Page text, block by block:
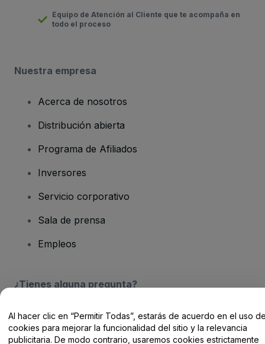
Equipo de Atención al Cliente que te acompaña en
todo el proceso
Nuestra empresa
Acerca de nosotros
Distribución abierta
Programa de Afiliados
Inversores
Servicio corporativo
Sala de prensa
Empleos
¿Tienes alguna pregunta?
Centro de Ayuda / Contacto
Al hacer clic en “Permitir Todas”, estarás de acuerdo en el uso
cookies para mejorar la funcionalidad del sitio y la relevancia
publicitaria. De modo contrario, usaremos cookies estrictamente